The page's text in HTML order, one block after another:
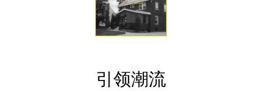
Manager、Insignt 和 MicroSigns，这些软件连接并
增强了其安全平台，可对店员和消费者与商品的互
Manager、Insignt 和 MicroSigns，这些软件连接并
增强了其安全平台，可对店员和消费者与商品的互
Manager、Insignt 和 MicroSigns，这些软件连接并
增强了其安全平台，可对店员和消费者与商品的互
引领潮流